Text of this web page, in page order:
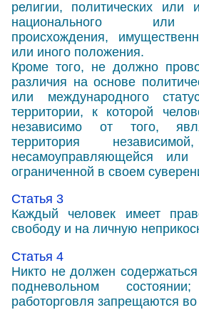
религии, политических или
национального или
происхождения,
или иного положения.
Кроме того, не должно
различия на основе
или международного
территории, к которой
независимо от того,
территория
несамоуправляющейся или
ограниченной в своем
Статья 3
Каждый человек имеет
свободу и на личную
Статья 4
Никто не должен
подневольном
работорговля запрещаются